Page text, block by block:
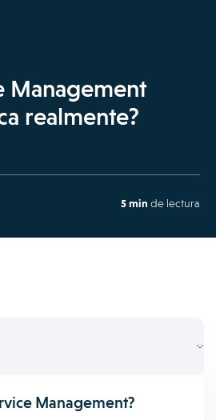
Management
realmente?
5 min de lectura
Management?